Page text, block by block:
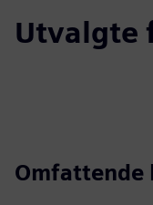
Utvalgte
Omfattende